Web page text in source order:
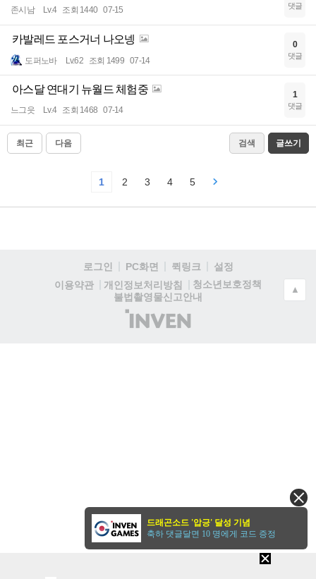
존시남 Lv.4 조회 1440 07-15 댓글
카발레드 포스거너 나오넹
도퍼노바 Lv.62 조회 1499 07-14
0
댓글
아스달 연대기 뉴월드 체험중
느그읏 Lv.4 조회 1468 07-14
1
댓글
최근 다음 검색 글쓰기
1 2 3 4 5
로그인 PC화면 퀵링크
설정
이용약관
개인정보처리방침
청소년보호정책
불법촬영물신고안내
(주)
인
▲
드래곤소드 '압긍' 달성 기념
축하 댓글달면 10 명에게 코드 증정